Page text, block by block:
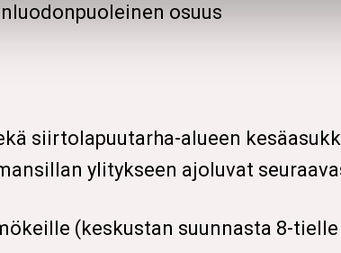
osuus
siirtolapuutarha-alueen
ylitykseen ajoluvat
(keskustan suunnasta 8-